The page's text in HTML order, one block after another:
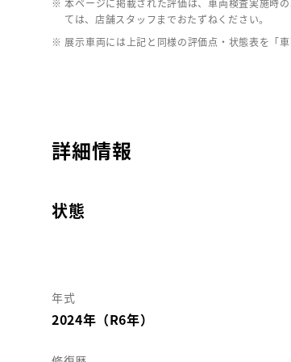
ては、店舗スタッフまでおたずねください。
※ 展示車両には上記と同様の評価点・状態表を「
詳細情報
状態
年式
2024年（R6年）